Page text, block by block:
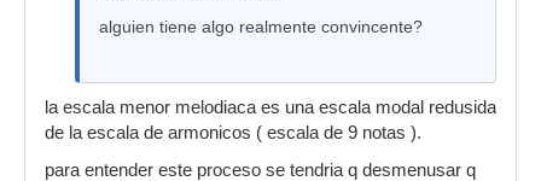
alguien tiene algo realmente convincente?
la escala menor melodiaca es una escala modal redusida
de la escala de armonicos ( escala de 9 notas ).
para entender este proceso se tendria q desmenusar q